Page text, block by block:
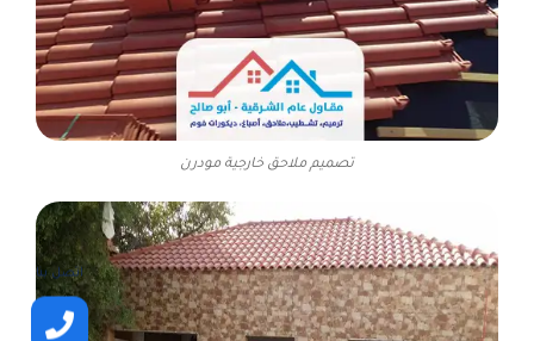
تصميم ملاحق خارجية مودرن
اتصل بنا